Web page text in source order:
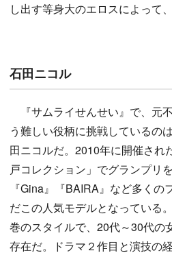
し出す等身大のエロスによって
石田ニコル
『サムライせんせい』で、元
う難しい役柄に挑戦しているの
田ニコルだ。2010年に開催され
戸コレクション」でグランプリ
『Gina』『BAIRA』など多くの
だこの人気モデルとなっている
巻のスタイルで、20代～30代の
存在だ。ドラマ２作目と演技の